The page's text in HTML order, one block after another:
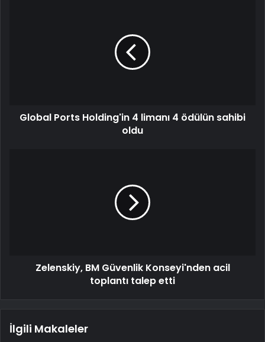
Global Ports Holding'in 4 limanı 4 ödülün sahibi
oldu
Zelenskiy, BM Güvenlik Konseyi'nden acil
toplantı talep etti
İlgili Makaleler